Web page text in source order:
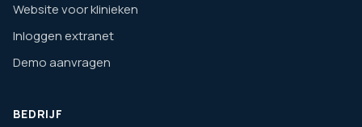
Website voor klinieken
Inloggen extranet
Demo aanvragen
BEDRIJF